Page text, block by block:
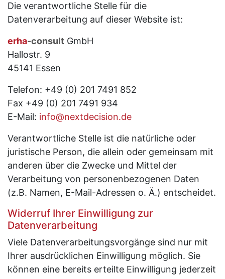
Die verantwortliche Stelle für die
Datenverarbeitung auf dieser Website ist:
erha-consult GmbH
Hallostr. 9
45141 Essen
Telefon: +49 (0) 201 7491 852
Fax +49 (0) 201 7491 934
E-Mail: info@nextdecision.de
Verantwortliche Stelle ist die natürliche oder
juristische Person, die allein oder gemeinsam mit
anderen über die Zwecke und Mittel der
Verarbeitung von personenbezogenen Daten
(z.B. Namen, E-Mail-Adressen o. Ä.) entscheidet.
Widerruf Ihrer Einwilligung zur
Datenverarbeitung
Viele Datenverarbeitungsvorgänge sind nur mit
Ihrer ausdrücklichen Einwilligung möglich. Sie
können eine bereits erteilte Einwilligung jederzeit